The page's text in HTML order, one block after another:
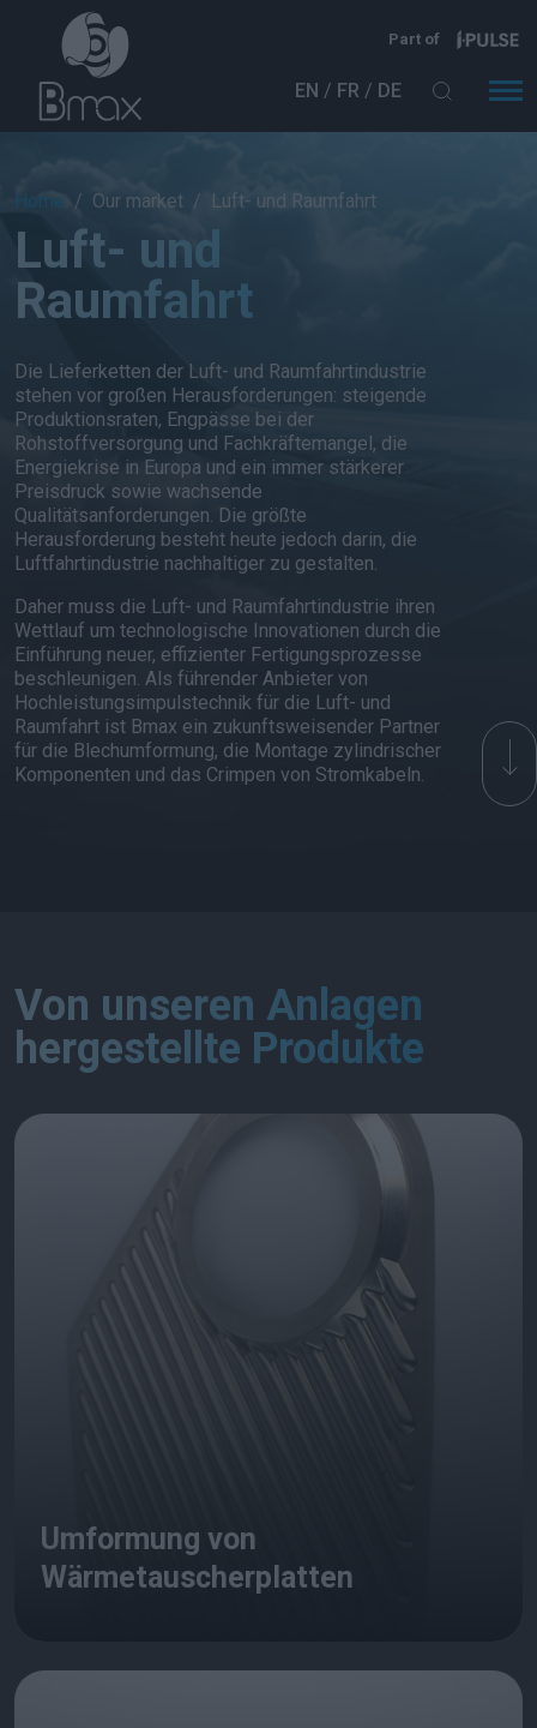
Direkt zum Inhalt
Part of
EN FR DE
Breadcrumb
Home Our market Luft- und Raumfahrt
Luft- und
Raumfahrt
Die Lieferketten der Luft- und Raumfahrtindustrie
stehen vor großen Herausforderungen: steigende
Produktionsraten, Engpässe bei der
Rohstoffversorgung und Fachkräftemangel, die
Energiekrise in Europa und ein immer stärkerer
Preisdruck sowie wachsende
Qualitätsanforderungen. Die größte
Herausforderung besteht heute jedoch darin, die
Luftfahrtindustrie nachhaltiger zu gestalten.
Daher muss die Luft- und Raumfahrtindustrie ihren
Wettlauf um technologische Innovationen durch die
Einführung neuer, effizienter Fertigungsprozesse
beschleunigen. Als führender Anbieter von
Hochleistungsimpulstechnik für die Luft- und
Raumfahrt ist Bmax ein zukunftsweisender Partner
für die Blechumformung, die Montage zylindrischer
Komponenten und das Crimpen von Stromkabeln.
Von unseren Anlagen
hergestellte Produkte
Umformung von
Wärmetauscherplatten